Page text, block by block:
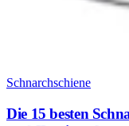
Schnarchschiene
Die 15 besten